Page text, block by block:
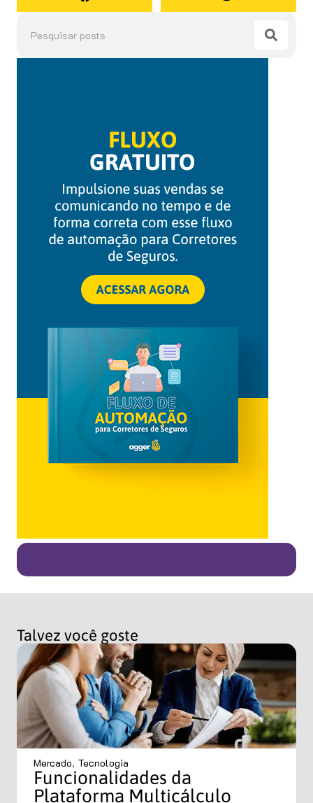
Talvez você goste
Mercado, Tecnologia
Funcionalidades da
Plataforma Multicálculo